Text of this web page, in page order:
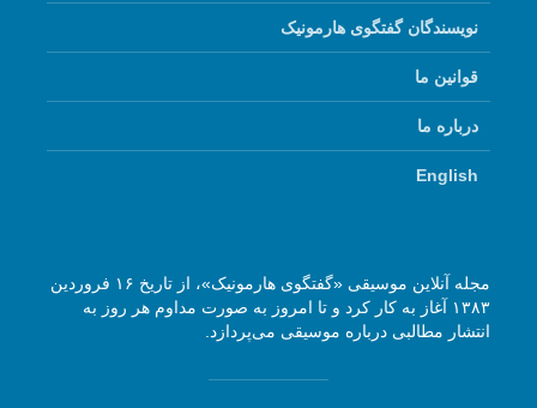
نویسندگان گفتگوی هارمونیک
قوانین ما
درباره ما
English
مجله آنلاین موسیقی «گفتگوی هارمونیک»، از تاریخ ۱۶ فروردین
۱۳۸۳ آغاز به کار کرد و تا امروز به صورت مداوم هر روز به
انتشار مطالبی درباره موسیقی می‌پردازد.